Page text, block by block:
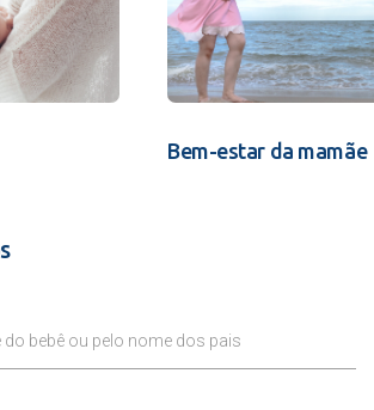
Bem-estar da mamãe
bebê ou pelo nome dos pais